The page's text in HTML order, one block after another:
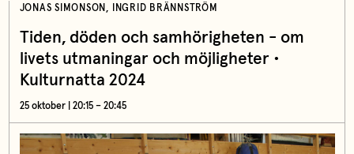
JONAS SIMONSON, INGRID BRÄNNSTRÖM
Tiden, döden och samhörigheten - om
livets utmaningar och möjligheter •
Kulturnatta 2024
25 oktober | 20:15 – 20:45